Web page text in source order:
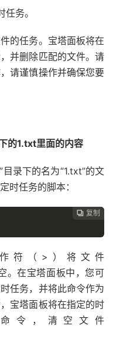
务。
的任务。宝塔面板将在
并删除匹配的文件。请
请谨慎操作并确保您要
的1.txt里面的内容
录下的名为“1.txt”的文
时任务的脚本：
 复制
符（>）将文件
。在宝塔面板中，您可
任务，并将此命令作为
宝塔面板将在指定的时
令，清空文件